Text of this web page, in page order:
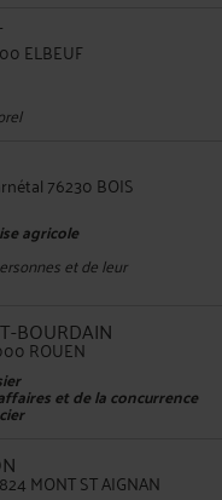
ELBEUF
76230 BOIS
agricole
et de leur
BOURDAIN
ROUEN
et de la concurrence
MONT ST AIGNAN